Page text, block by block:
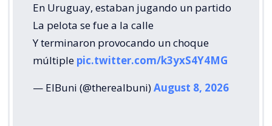
En Uruguay, estaban jugando un partido
La pelota se fue a la calle
Y terminaron provocando un choque
múltiple pic.twitter.com/k3yxS4Y4MG
— ElBuni (@therealbuni)August 8, 2026